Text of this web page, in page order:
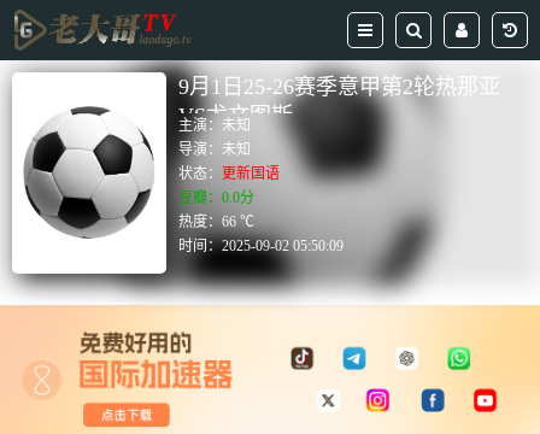
9月1日25-26赛季意甲第2轮热那亚
VS尤文图斯
主演： 未知
导演：未知
状态： 更新国语
豆瓣：0.0分
热度：66 ℃
时间：2025-09-02 05:50:09